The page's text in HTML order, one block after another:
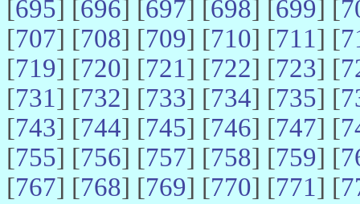
[695] [696] [697] [698] [699] [
[707] [708] [709] [710] [711] [
[719] [720] [721] [722] [723] [
[731] [732] [733] [734] [735] [
[743] [744] [745] [746] [747] [
[755] [756] [757] [758] [759] [
[767] [768] [769] [770] [771] [